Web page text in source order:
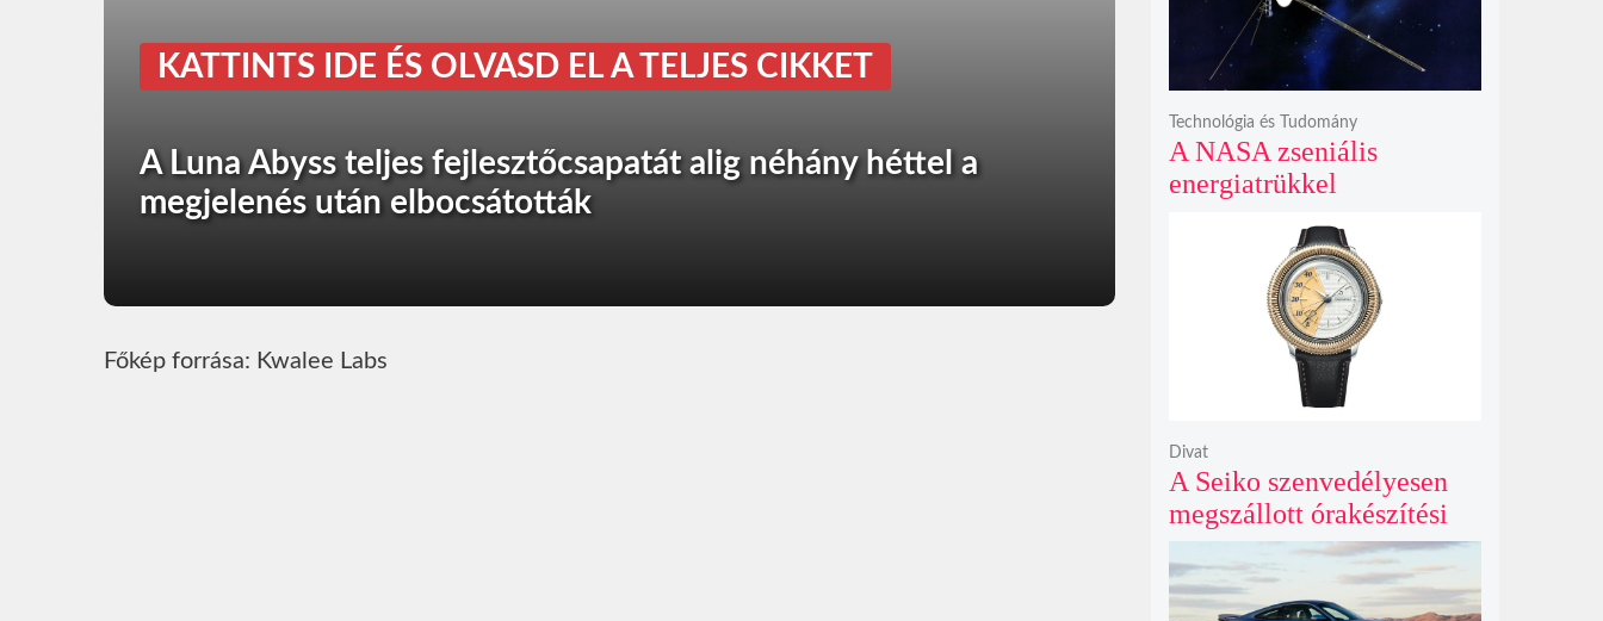
KATTINTS IDE ÉS OLVASD EL A TELJES CIKKET
A Luna Abyss teljes fejlesztőcsapatát alig néhány héttel a
megjelenés után elbocsátották
Főkép forrása: Kwalee Labs
A NASA zseniális
energiatrükkel
éves Voyager-2 csillagközi
küldetését
Technológia és Tudomány
A Seiko szenvedélyesen
megszállott órakészítési
kiállítása végre Londonba
érkezik idén nyáron
Divat